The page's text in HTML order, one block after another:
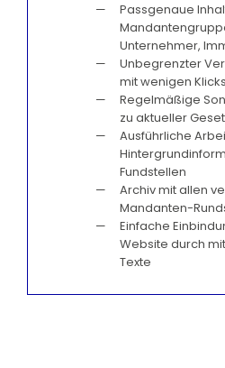
Passgenaue
Unternehmer,
Unbegrenzter
mit wenigen Klicks
Regelmäßige
zu aktueller
Ausführliche
Fundstellen
Archiv mit allen
Mandanten-
Einfache
Website durch
Texte